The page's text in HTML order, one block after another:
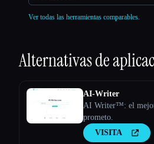
Ver todas las herramientas comparables.
Alternativas de
AI-Writer
AI Writer™: el
prometo.
VISITA